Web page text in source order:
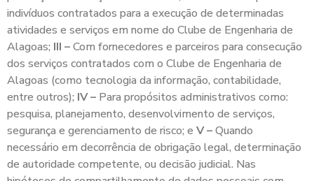
indivíduos contratados para a execução de determinadas
atividades e serviços em nome do Clube de Engenharia de
Alagoas; III –Com fornecedores e parceiros para consecução
dos serviços contratados com o Clube de Engenharia de
Alagoas (como tecnologia da informação, contabilidade,
entre outros); IV – Para propósitos administrativos como:
pesquisa, planejamento, desenvolvimento de serviços,
segurança e gerenciamento de risco; e V –Quando
necessário em decorrência de obrigação legal, determinação
de autoridade competente, ou decisão judicial. Nas